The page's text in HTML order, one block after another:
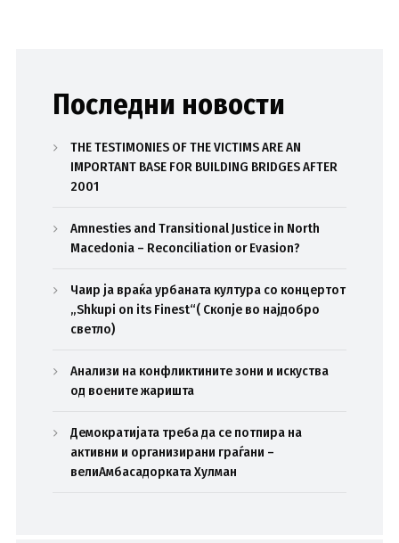
Последни новости
THE TESTIMONIES OF THE VICTIMS ARE AN
IMPORTANT BASE FOR BUILDING BRIDGES AFTER
2001
Amnesties and Transitional Justice in North
Macedonia – Reconciliation or Evasion?
Чаир ја враќа урбаната култура со концертот
„Shkupi on its Finest“( Скопје во најдобро
светло)
Анализи на конфликтините зони и искуства
од воените жаришта
Демократијата треба да се потпира на
активни и организирани граѓани –
велиАмбасадорката Хулман